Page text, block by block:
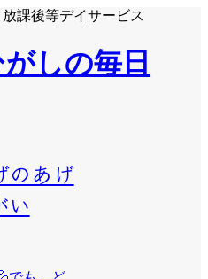
課後等デイサービス
のあげ
い